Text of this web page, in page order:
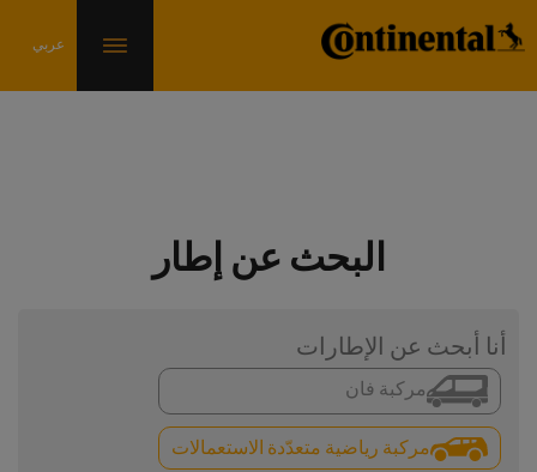
البحث عن إطار
أنا أبحث عن الإطارات
مركبة رياضية متعدّدة الاستعمالات
مركبة فان